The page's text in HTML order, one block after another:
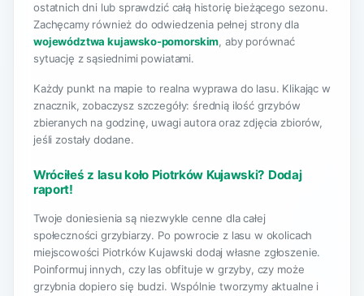
ostatnich dni lub sprawdzić całą historię bieżącego sezonu.
Zachęcamy również do odwiedzenia pełnej strony dla
województwa kujawsko-pomorskim, aby porównać
sytuację z sąsiednimi powiatami.
Każdy punkt na mapie to realna wyprawa do lasu. Klikając w
znacznik, zobaczysz szczegóły: średnią ilość grzybów
zbieranych na godzinę, uwagi autora oraz zdjęcia zbiorów,
jeśli zostały dodane.
Wróciłeś z lasu koło Piotrków Kujawski? Dodaj
raport!
Twoje doniesienia są niezwykle cenne dla całej
społeczności grzybiarzy. Po powrocie z lasu w okolicach
miejscowości Piotrków Kujawski dodaj własne zgłoszenie.
Poinformuj innych, czy las obfituje w grzyby, czy może
grzybnia dopiero się budzi. Wspólnie tworzymy aktualne i